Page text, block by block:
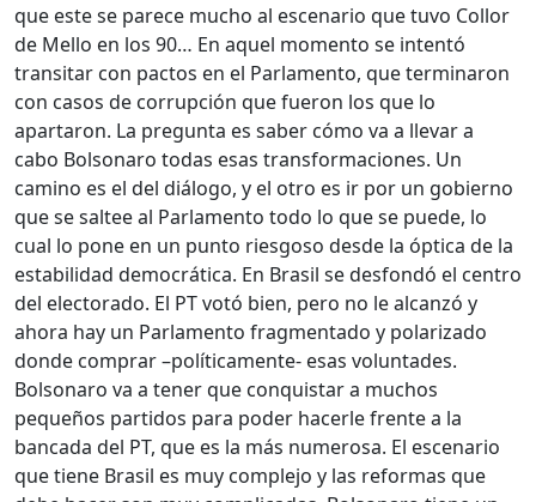
que este se parece mucho al escenario que tuvo Collor
de Mello en los 90… En aquel momento se intentó
transitar con pactos en el Parlamento, que terminaron
con casos de corrupción que fueron los que lo
apartaron. La pregunta es saber cómo va a llevar a
cabo Bolsonaro todas esas transformaciones. Un
camino es el del diálogo, y el otro es ir por un gobierno
que se saltee al Parlamento todo lo que se puede, lo
cual lo pone en un punto riesgoso desde la óptica de la
estabilidad democrática. En Brasil se desfondó el centro
del electorado. El PT votó bien, pero no le alcanzó y
ahora hay un Parlamento fragmentado y polarizado
donde comprar –políticamente- esas voluntades.
Bolsonaro va a tener que conquistar a muchos
pequeños partidos para poder hacerle frente a la
bancada del PT, que es la más numerosa. El escenario
que tiene Brasil es muy complejo y las reformas que